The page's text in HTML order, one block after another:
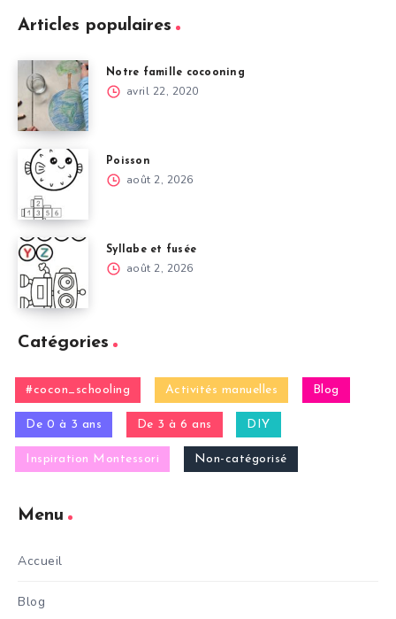
Articles populaires
Notre famille cocooning
avril 22, 2020
Poisson
août 2, 2026
Syllabe et fusée
août 2, 2026
Catégories
#cocon_schooling Activités manuelles Blog
De 0 à 3 ans De 3 à 6 ans DIY
Inspiration Montessori Non-catégorisé
Menu
Accueil
Blog